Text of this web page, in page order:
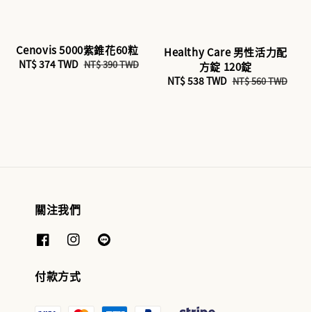
Cenovis 5000紫錐花60粒
Sale
NT$ 374 TWD Regular
NT$ 390 TWD
Healthy Care 男性活力配
方錠 120錠
Sale
NT$ 538 TWD Regular
NT$ 560 TWD
關注我們
付款方式